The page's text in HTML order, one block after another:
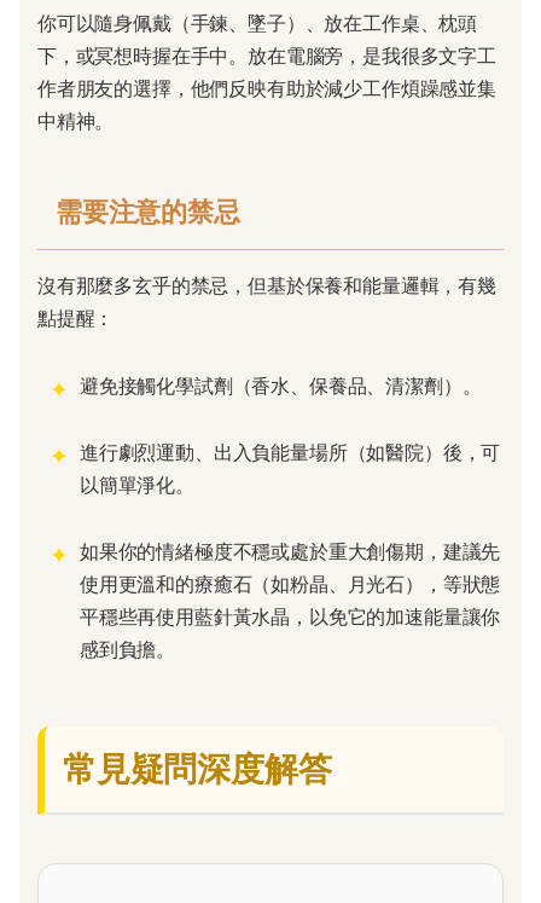
你可以隨身佩戴（手鍊、墜子）、放在工作桌、枕頭
下，或冥想時握在手中。放在電腦旁，是我很多文字工
作者朋友的選擇，他們反映有助於減少工作煩躁感並集
中精神。
需要注意的禁忌
沒有那麼多玄乎的禁忌，但基於保養和能量邏輯，有幾
點提醒：
避免接觸化學試劑（香水、保養品、清潔劑）。
進行劇烈運動、出入負能量場所（如醫院）後，可
以簡單淨化。
如果你的情緒極度不穩或處於重大創傷期，建議先
使用更溫和的療癒石（如粉晶、月光石），等狀態
平穩些再使用藍針黃水晶，以免它的加速能量讓你
感到負擔。
常見疑問深度解答